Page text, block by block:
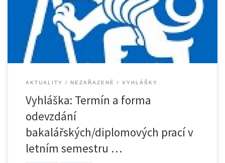
AKTUALITY NEZAŘAZENÉ VYHLÁŠKY
Vyhláška: Termín a forma
odevzdání
bakalářských/diplomových prací v
letním semestru …